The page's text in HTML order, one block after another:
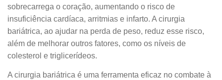
sobrecarrega o coração, aumentando o risco de
insuficiência cardíaca, arritmias e infarto. A cirurgia
bariátrica, ao ajudar na perda de peso, reduz esse risco,
além de melhorar outros fatores, como os níveis de
colesterol e triglicerídeos.
A cirurgia bariátrica é uma ferramenta eficaz no combate à